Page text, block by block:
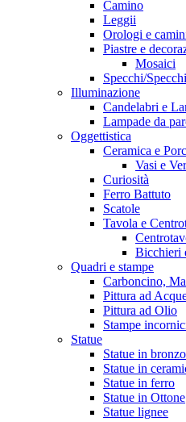
Camino
Leggii
Orologi e
Piastre e
Mosaici
Specchi/
Illuminazione
Candelabri e
Lampade da
Oggettistica
Ceramica e
Vasi e
Curiosità
Ferro Battuto
Scatole
Tavola e
Bicchieri
Quadri e stampe
Carboncino,
Pittura ad
Pittura ad Olio
Stampe
Statue
Statue in bronzo
Statue in
Statue in ferro
Statue in Ottone
Statue lignee